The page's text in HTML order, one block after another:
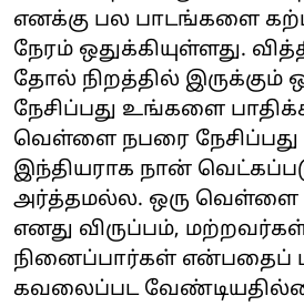
எனக்கு பல பாடங்களை
நேரம் ஒதுக்கியுள்ளது.
தோல் நிறத்தில் இருக்கும்
நேசிப்பது உங்களை
வெள்ளை நபரை நேசிப்பது
இந்தியராக நான்
அர்த்தமல்ல. ஒரு வெள்ளை
எனது விருப்பம்,
நினைப்பார்கள் என்பதைப்
கவலைப்பட